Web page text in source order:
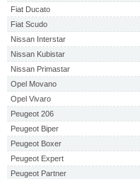
Fiat Ducato
Fiat Scudo
Nissan Interstar
Nissan Kubistar
Nissan Primastar
Opel Movano
Opel Vivaro
Peugeot 206
Peugeot Biper
Peugeot Boxer
Peugeot Expert
Peugeot Partner